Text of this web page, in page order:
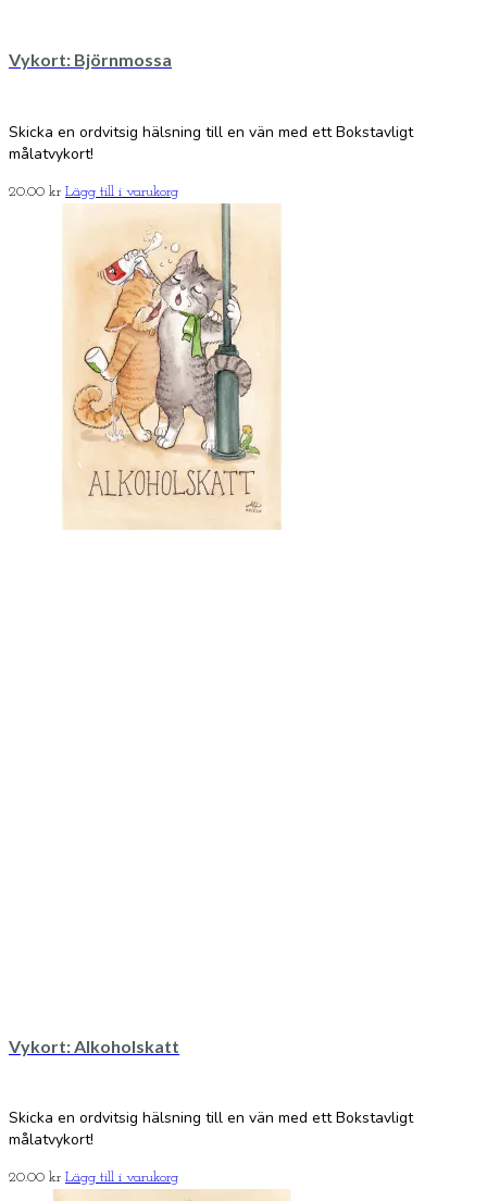
Vykort: Björnmossa
Skicka en ordvitsig hälsning till en vän med ett Bokstavligt
målatvykort!
20.00 kr Lägg till i varukorg
Vykort: Alkoholskatt
Skicka en ordvitsig hälsning till en vän med ett Bokstavligt
målatvykort!
20.00 kr Lägg till i varukorg